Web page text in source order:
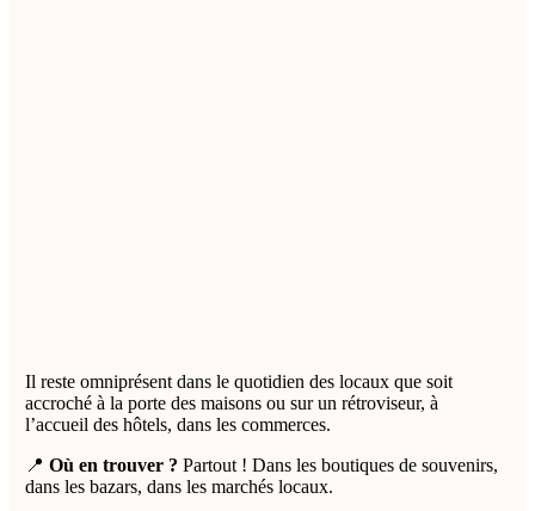
Il reste omniprésent dans le quotidien des locaux que soit
accroché à la porte des maisons ou sur un rétroviseur, à
l’accueil des hôtels, dans les commerces.
📍 Où en trouver ? Partout ! Dans les boutiques de souvenirs,
dans les bazars, dans les marchés locaux.